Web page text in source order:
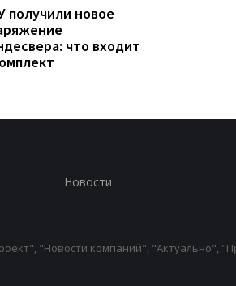
получили новое
что входит
Новости
"Новости компаний", "Актуально",